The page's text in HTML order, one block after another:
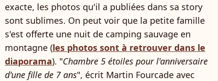
exacte, les photos qu'il a publiées dans sa story
sont sublimes. On peut voir que la petite famille
s'est offerte une nuit de camping sauvage en
montagne (les photos sont à retrouver dans le
diaporama). "Chambre 5 étoiles pour l'anniversaire
d'une fille de 7 ans", écrit Martin Fourcade avec